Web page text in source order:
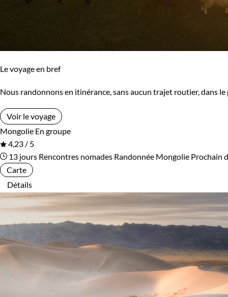
Le voyage en bref
Nous randonnons en itinérance, sans aucun trajet routier, dans
Voir le voyage
Mongolie En groupe
4,23 / 5
13 jours Rencontres nomades Randonnée Mongolie Prochain
Carte
Détails